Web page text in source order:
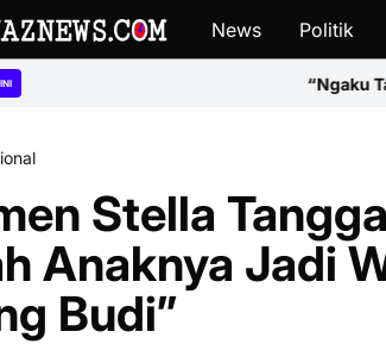
News Politik
“Ngaku Tak Tahu Aturan, Kok
Stella
Anaknya Jadi
Budi”